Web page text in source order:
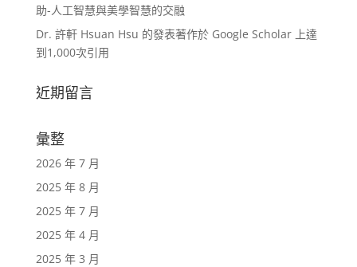
助-人工智慧與美學智慧的交融
Dr. 許軒 Hsuan Hsu 的發表著作於 Google Scholar 上達
到1,000次引用
近期留言
彙整
2026 年 7 月
2025 年 8 月
2025 年 7 月
2025 年 4 月
2025 年 3 月